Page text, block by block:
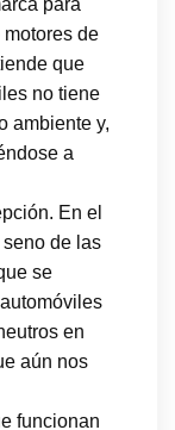
de
que
no tiene
ambiente y,
a
En el
de las
se
en
aún nos
funcionan